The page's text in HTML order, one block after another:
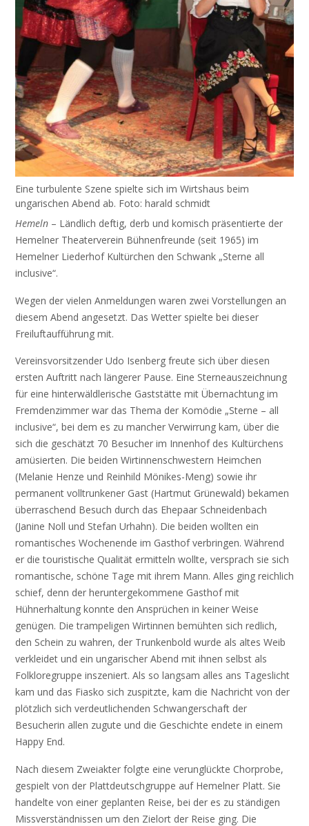
Eine turbulente Szene spielte sich im Wirtshaus beim
ungarischen Abend ab. Foto: harald schmidt
Hemeln – Ländlich deftig, derb und komisch präsentierte der
Hemelner Theaterverein Bühnenfreunde (seit 1965) im
Hemelner Liederhof Kultürchen den Schwank „Sterne all
inclusive“.
Wegen der vielen Anmeldungen waren zwei Vorstellungen an
diesem Abend angesetzt. Das Wetter spielte bei dieser
Freiluftaufführung mit.
Vereinsvorsitzender Udo Isenberg freute sich über diesen
ersten Auftritt nach längerer Pause. Eine Sterneauszeichnung
für eine hinterwäldlerische Gaststätte mit Übernachtung im
Fremdenzimmer war das Thema der Komödie „Sterne – all
inclusive“, bei dem es zu mancher Verwirrung kam, über die
sich die geschätzt 70 Besucher im Innenhof des Kultürchens
amüsierten. Die beiden Wirtinnenschwestern Heimchen
(Melanie Henze und Reinhild Mönikes-Meng) sowie ihr
permanent volltrunkener Gast (Hartmut Grünewald) bekamen
überraschend Besuch durch das Ehepaar Schneidenbach
(Janine Noll und Stefan Urhahn). Die beiden wollten ein
romantisches Wochenende im Gasthof verbringen. Während
er die touristische Qualität ermitteln wollte, versprach sie sich
romantische, schöne Tage mit ihrem Mann. Alles ging reichlich
schief, denn der heruntergekommene Gasthof mit
Hühnerhaltung konnte den Ansprüchen in keiner Weise
genügen. Die trampeligen Wirtinnen bemühten sich redlich,
den Schein zu wahren, der Trunkenbold wurde als altes Weib
verkleidet und ein ungarischer Abend mit ihnen selbst als
Folkloregruppe inszeniert. Als so langsam alles ans Tageslicht
kam und das Fiasko sich zuspitzte, kam die Nachricht von der
plötzlich sich verdeutlichenden Schwangerschaft der
Besucherin allen zugute und die Geschichte endete in einem
Happy End.
Nach diesem Zweiakter folgte eine verunglückte Chorprobe,
gespielt von der Plattdeutschgruppe auf Hemelner Platt. Sie
handelte von einer geplanten Reise, bei der es zu ständigen
Missverständnissen um den Zielort der Reise ging. Die